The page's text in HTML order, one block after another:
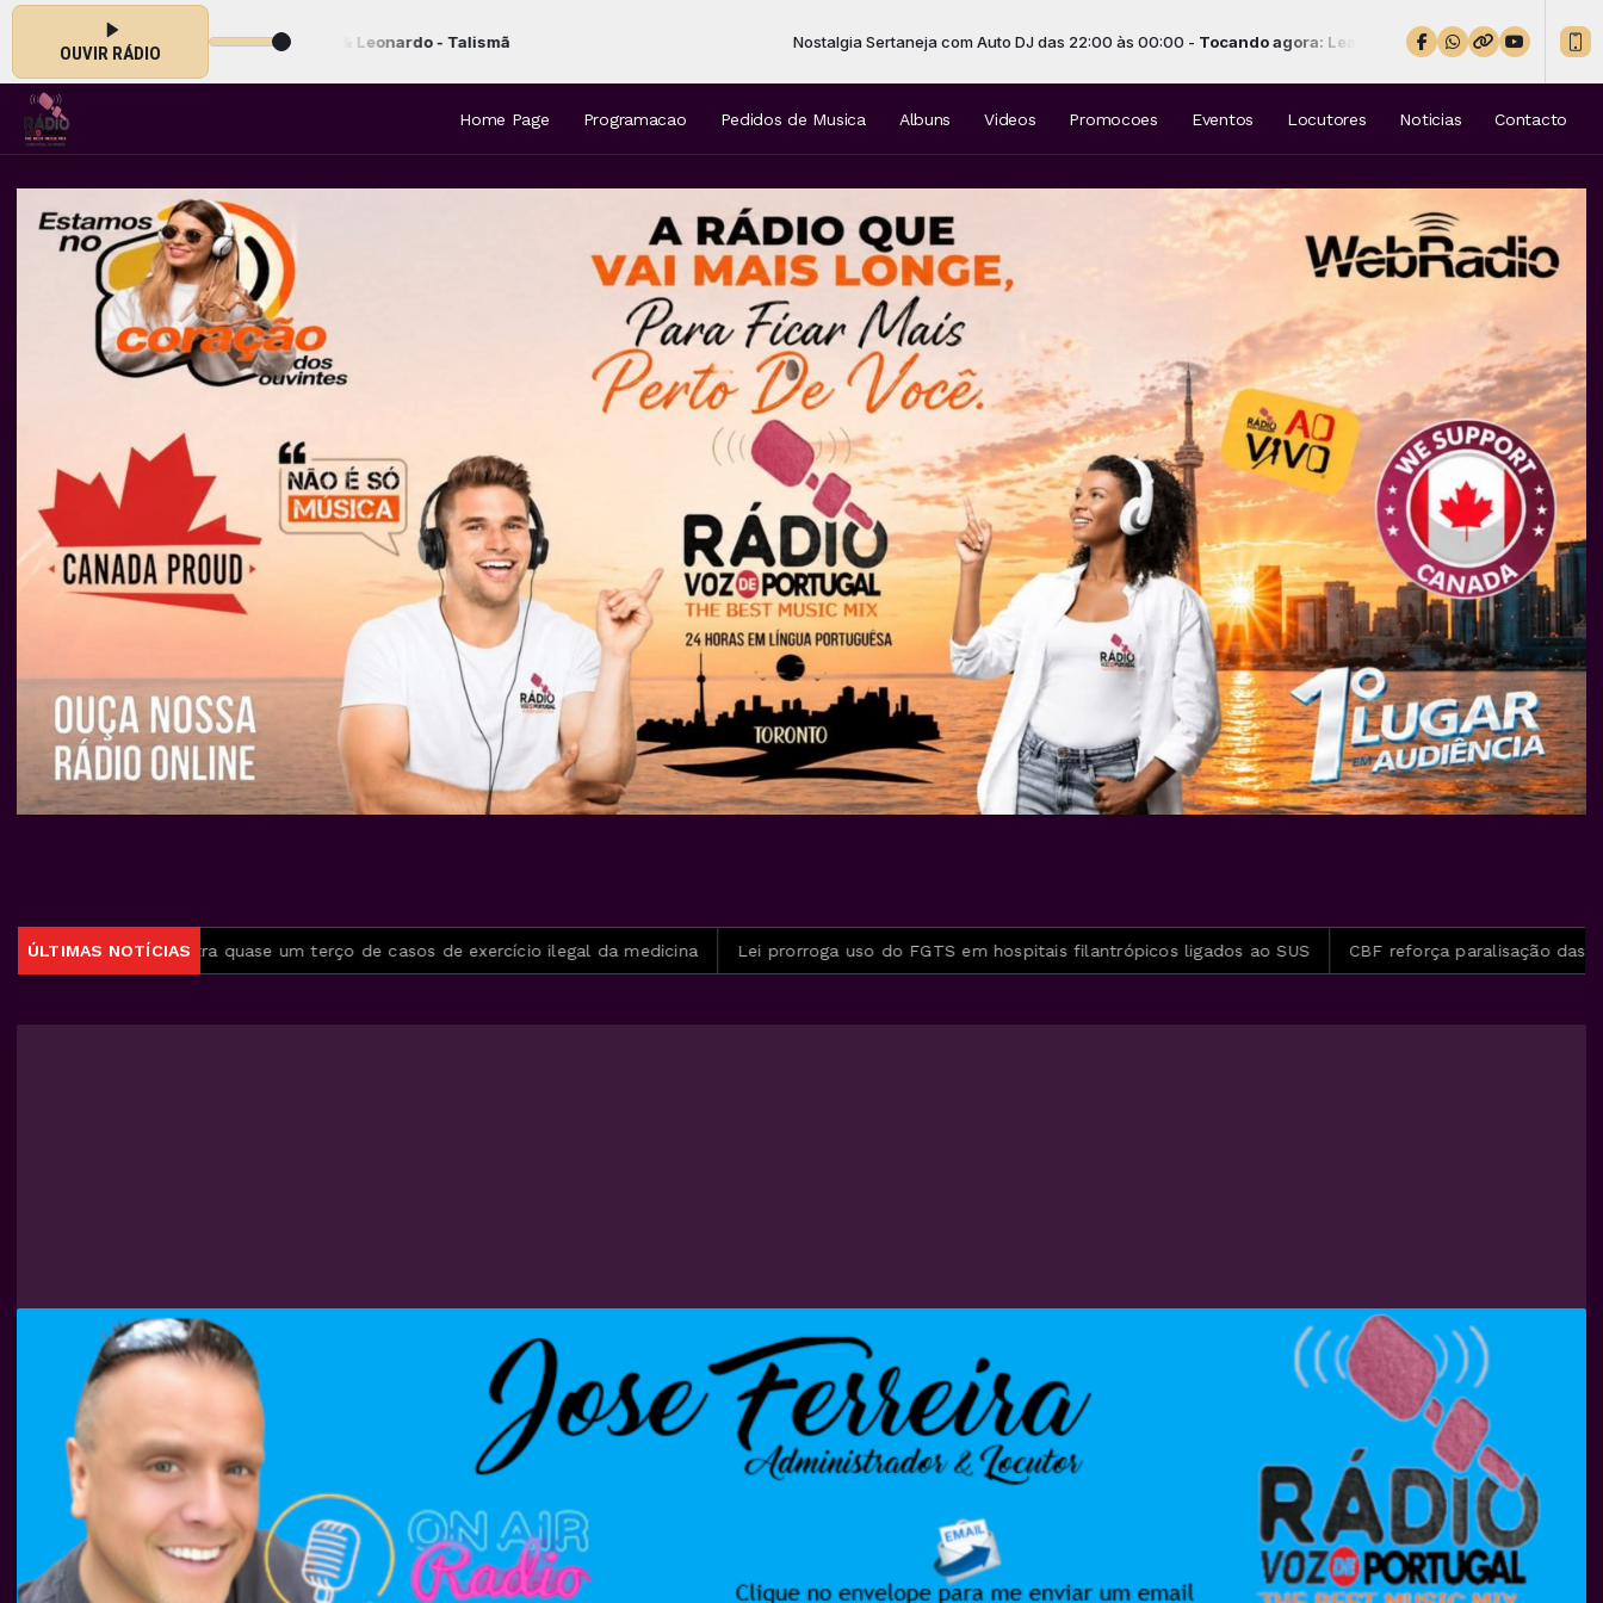
OUVIR RÁDIO
Tocando agora: Leandro & Leonardo - Talismã Nostalgia Sertaneja com Auto DJ das 22:00 às 00:00 -Tocando agora: Leandro & Leonardo - Talismã
Home Page Programacao Pedidos de Musica Albuns Videos Promocoes Eventos Locutores Noticias Contacto
ÚLTIMAS NOTÍCIAS
Rio concentra quase um terço de casos de exercício ilegal da medicina Lei prorroga uso do FGTS em hospitais filantrópicos ligados ao SUS CBF reforça paralisação das